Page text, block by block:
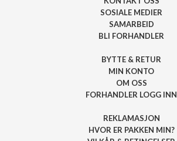
SOSIALE MEDIER
SAMARBEID
BLI FORHANDLER
BYTTE & RETUR
MIN KONTO
OM OSS
FORHANDLER LOGG INN
REKLAMASJON
HVOR ER PAKKEN MIN?